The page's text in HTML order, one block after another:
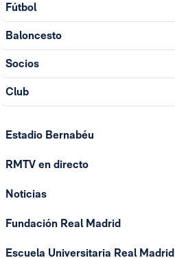
Fútbol
Baloncesto
Socios
Club
Estadio Bernabéu
RMTV en directo
Noticias
Fundación Real Madrid
Escuela Universitaria Real Madrid